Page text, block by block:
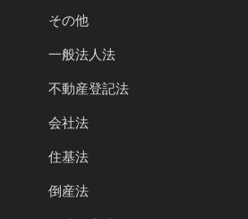
その他
一般法人法
不動産登記法
会社法
住基法
倒産法